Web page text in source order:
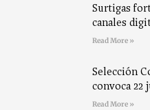
Surtigas
canales
Read More »
Selección
convoca 22
Read More »